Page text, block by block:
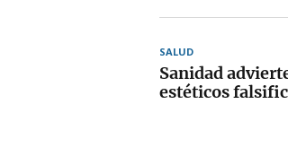
SALUD
Sanidad
estéticos